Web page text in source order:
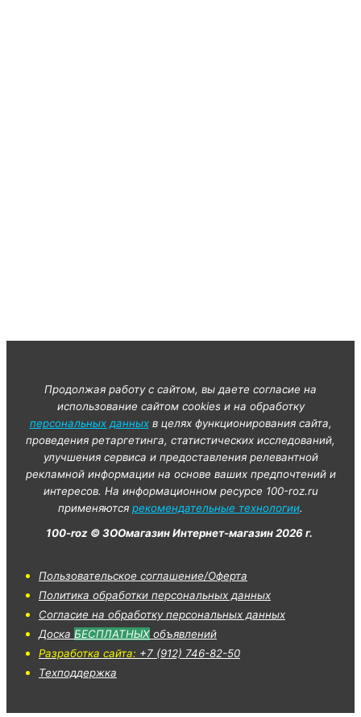
Продолжая работу с сайтом, вы даете согласие на
использование сайтом cookies и на обработку
персональных данныхв целях функционирования сайта,
проведения ретаргетинга, статистических исследований,
улучшения сервиса и предоставления релевантной
рекламной информации на основе ваших предпочтений и
интересов. На информационном ресурсе 100-roz.ru
применяются рекомендательные технологии.
100-roz © ЗООмагазин Интернет-магазин 2026 г.
Пользовательское соглашение/Оферта
Политика обработки персональных данных
Согласие на обработку персональных данных
Доска БЕСПЛАТНЫХ объявлений
Разработка сайта: +7 (912) 746-82-50
Техподдержка